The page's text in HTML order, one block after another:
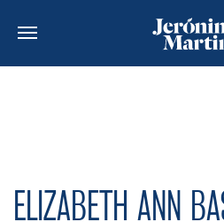
MEDIA
ELIZABETH ANN